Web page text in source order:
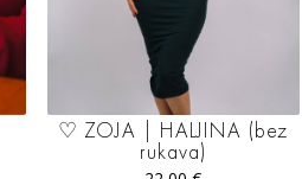
♡ ZOJA | HALJINA (bez
rukava)